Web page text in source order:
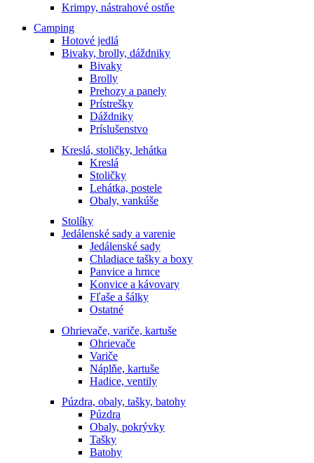
Krimpy, nástrahové ostňe
Camping
Hotové jedlá
Bivaky, brolly, dáždniky
Bivaky
Brolly
Prehozy a panely
Prístrešky
Dáždniky
Príslušenstvo
Kreslá, stoličky, lehátka
Kreslá
Stoličky
Lehátka, postele
Obaly, vankúše
Stolíky
Jedálenské sady a varenie
Jedálenské sady
Chladiace tašky a boxy
Panvice a hrnce
Konvice a kávovary
Fľaše a šálky
Ostatné
Ohrievače, variče, kartuše
Ohrievače
Variče
Náplňe, kartuše
Hadice, ventily
Púzdra, obaly, tašky, batohy
Púzdra
Obaly, pokrývky
Tašky
Batohy